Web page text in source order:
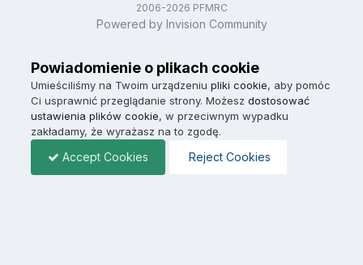
2006-2026 PFMRC
Powered by Invision Community
Powiadomienie o plikach cookie
Umieściliśmy na Twoim urządzeniu pliki cookie, aby pomóc
Ci usprawnić przeglądanie strony. Możesz dostosować
ustawienia plików cookie, w przeciwnym wypadku
zakładamy, że wyrażasz na to zgodę.
Accept Cookies Reject Cookies